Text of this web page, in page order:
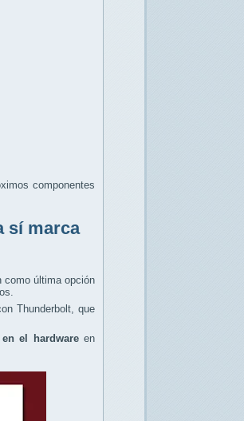
componentes
sí marca
como última opción
Thunderbolt, que
el hardwareen